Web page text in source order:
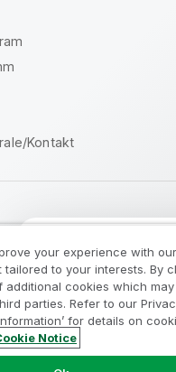
Kontakt
Legal Policies
Benutzungsbedingungen
Share My Info
your experience with
to your interests. By
cookies which may
parties. Refer to our
for details on
Notice